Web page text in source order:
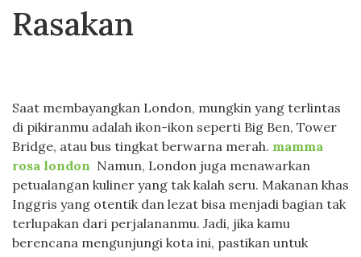
Rasakan
Saat membayangkan London, mungkin yang terlintas
di pikiranmu adalah ikon-ikon seperti Big Ben, Tower
Bridge, atau bus tingkat berwarna merah. mamma
rosa london Namun, London juga menawarkan
petualangan kuliner yang tak kalah seru. Makanan khas
Inggris yang otentik dan lezat bisa menjadi bagian tak
terlupakan dari perjalananmu. Jadi, jika kamu
berencana mengunjungi kota ini, pastikan untuk